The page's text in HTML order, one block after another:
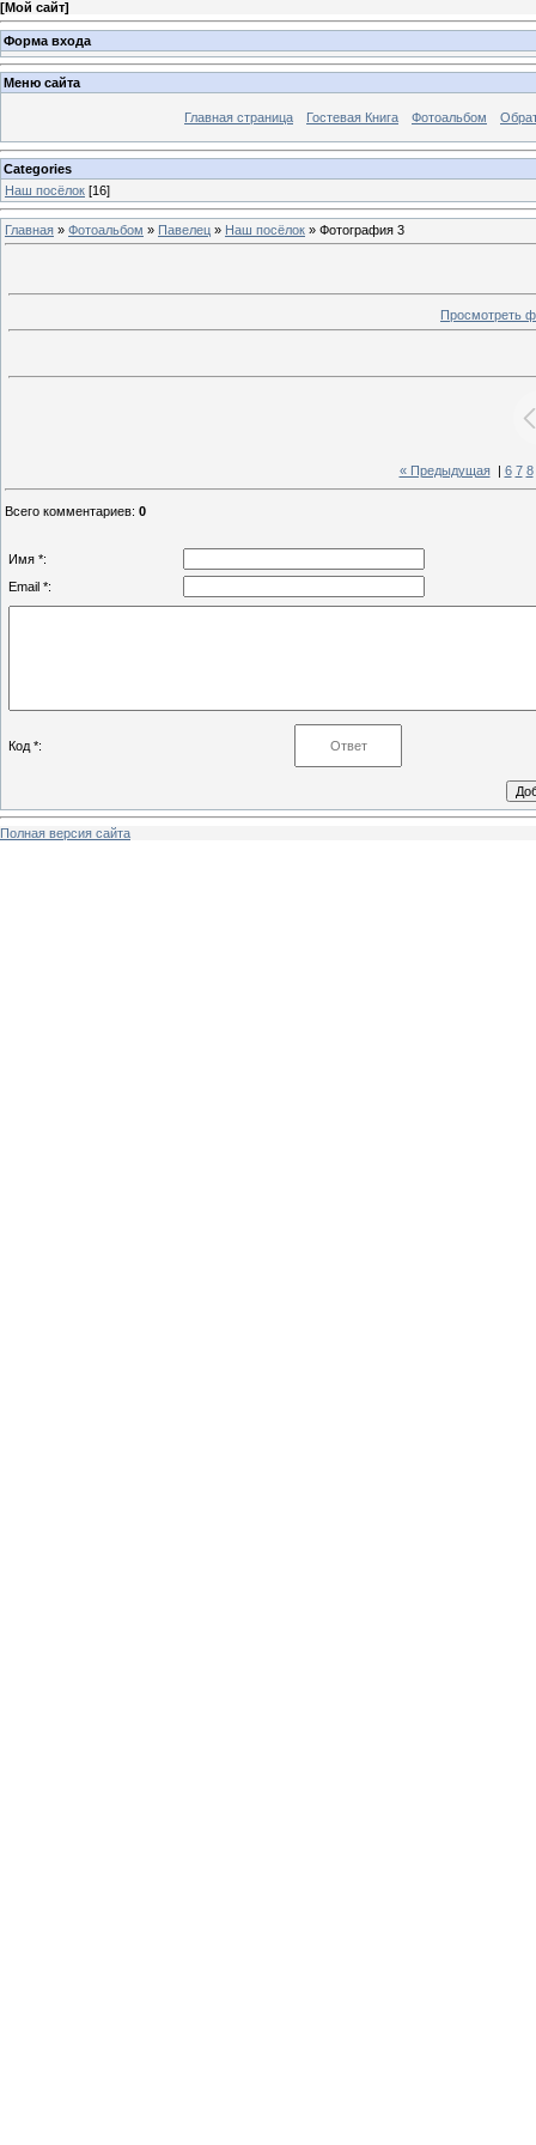
[Мой сайт]
Форма входа
Меню сайта
Главная страница Гостевая Книга Фотоальбом
Categories
Наш посёлок [16]
Главная » Фотоальбом » Павелец » Наш посёлок » Фотография 3
Просмотреть
« Предыдущая| 6 7 8
Всего комментариев: 0
Имя *:
Email *:
Код *:
Полная версия сайта